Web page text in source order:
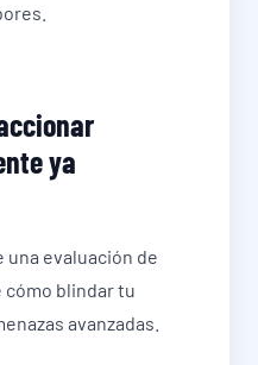
ya
una evaluación de
cómo blindar tu
avanzadas.